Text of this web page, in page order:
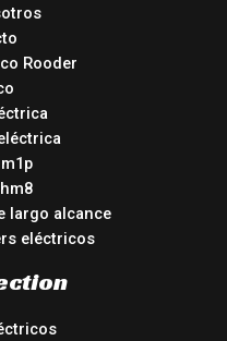
Rooder
largo alcance
eléctricos